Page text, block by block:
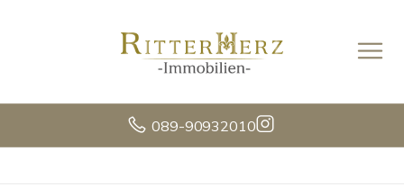
089-90932010